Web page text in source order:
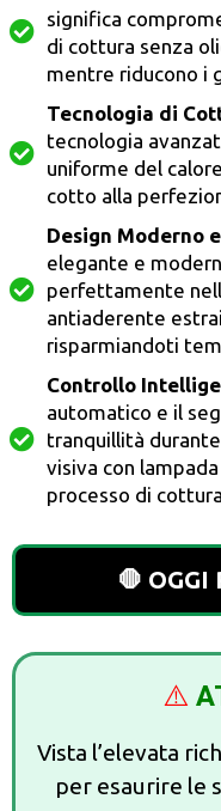
significa
di cottura senza
mentre riducono i
Tecnologia di
tecnologia
uniforme del
cotto alla
Design Moderno
elegante e
perfettamente
antiaderente
risparmiandoti
Controllo
automatico e il
tranquillità
visiva con
processo di
🛑 OGGI
⚠️
Vista l’elevata
per esaurire le